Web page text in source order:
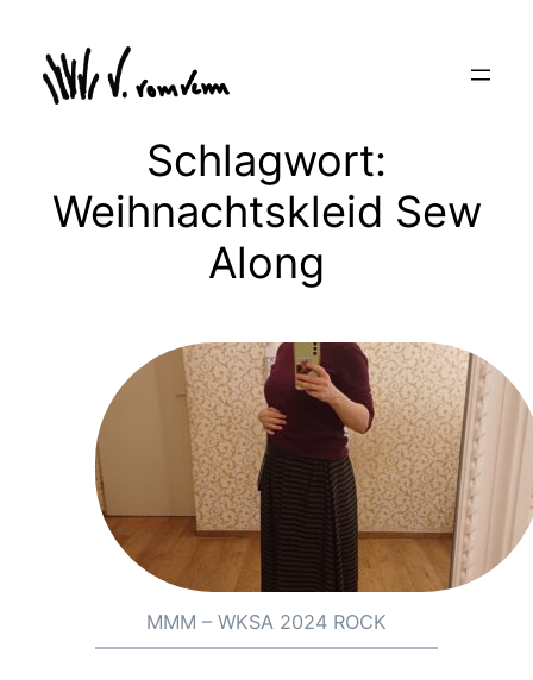
Inhalt
springen
Schlagwort:
Weihnachtskleid Sew
Along
MMM – WKSA 2024 ROCK